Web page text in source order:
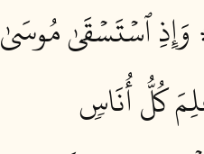
ٱسۡتَسۡقَىٰ مُوسَىٰ
كُلُّ أُنَاسٖ